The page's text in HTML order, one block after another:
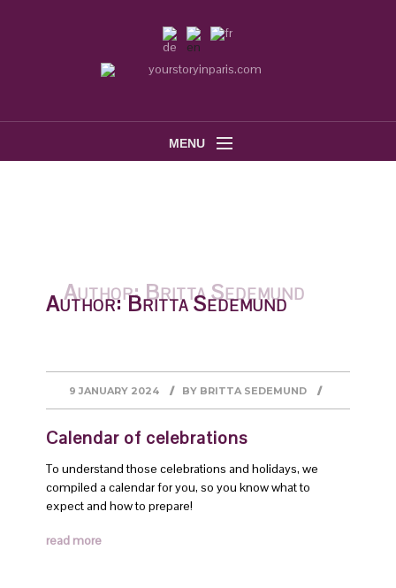
MENU
Author:Britta Sedemund
9 JANUARY 2024 BY BRITTA SEDEMUND
Calendar of celebrations
To understand those celebrations and holidays, we
compiled a calendar for you, so you know what to
expect and how to prepare!
read more